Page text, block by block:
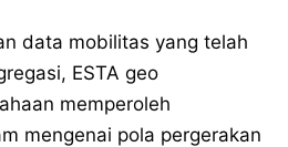
data mobilitas yang telah
ESTA geo
memperoleh
mengenai pola pergerakan